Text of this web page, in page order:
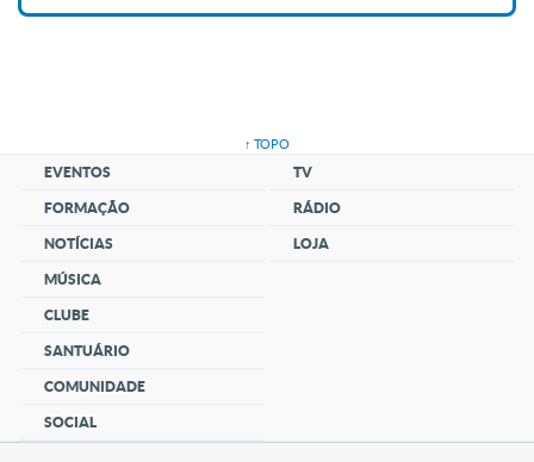
↑ TOPO
EVENTOS
FORMAÇÃO
NOTÍCIAS
MÚSICA
CLUBE
SANTUÁRIO
COMUNIDADE
SOCIAL
TV
RÁDIO
LOJA